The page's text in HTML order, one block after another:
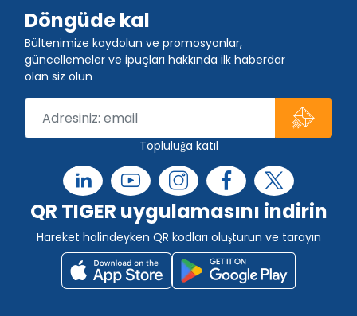
Döngüde kal
Bültenimize kaydolun ve promosyonlar,
güncellemeler ve ipuçları hakkında ilk haberdar
olan siz olun
Topluluğa katıl
QR TIGER uygulamasını indirin
Hareket halindeyken QR kodları oluşturun ve tarayın